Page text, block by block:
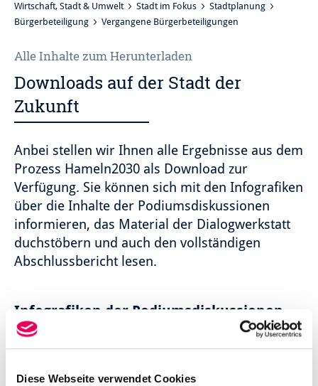
Diese Webseite verwendet Cookies
Wirtschaft, Stadt & Umwelt Stadt im Fokus
Stadtplanung
Bürgerbeteiligung
Vergangene Bürgerbeteiligungen
Alle Inhalte zum Herunterladen
Downloads auf der Stadt der
Zukunft
Anbei stellen wir Ihnen alle Ergebnisse aus dem
Prozess Hameln2030 als Download zur
Verfügung. Sie können sich mit den Infografiken
über die Inhalte der Podiumsdiskussionen
informieren, das Material der Dialogwerkstatt
duchstöbern und auch den vollständigen
Abschlussbericht lesen.
Infografiken der Podiumsdiskussionen
Infografik Wirtschaft